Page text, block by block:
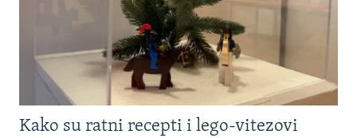
Kako su ratni recepti i lego-vitezovi